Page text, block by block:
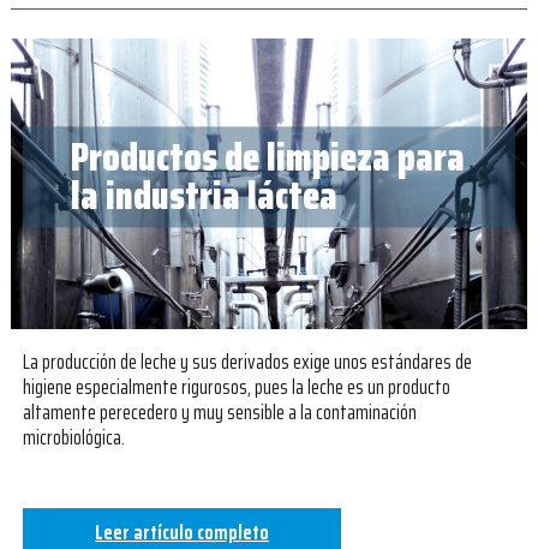
Productos de limpieza para
la industria láctea
La producción de leche y sus derivados exige unos estándares de
higiene especialmente rigurosos, pues la leche es un producto
altamente perecedero y muy sensible a la contaminación
microbiológica.
Leer artículo completo